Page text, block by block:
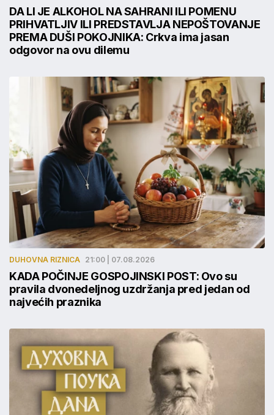
DA LI JE ALKOHOL NA SAHRANI ILI POMENU
PRIHVATLJIV ILI PREDSTAVLJA NEPOŠTOVANJE
PREMA DUŠI POKOJNIKA: Crkva ima jasan
odgovor na ovu dilemu
DUHOVNA RIZNICA 21:00 | 07.08.2026
KADA POČINJE GOSPOJINSKI POST: Ovo su
pravila dvonedeljnog uzdržanja pred jedan od
najvećih praznika